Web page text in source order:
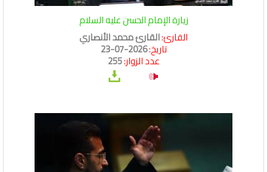
زيارة الإمام الحسن عليه السلام
القارئ:القارئ محمد الأنصاري
تاريخ:2026-07-23
عدد الزوار:255